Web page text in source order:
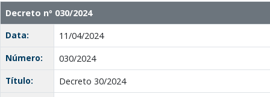
Decreto nº 030/2024
Data:
11/04/2024
Número:
030/2024
Título:
Decreto 30/2024